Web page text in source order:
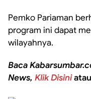
Pemko Pariaman
program ini dapat
wilayahnya.
Baca
News, Klik Disini